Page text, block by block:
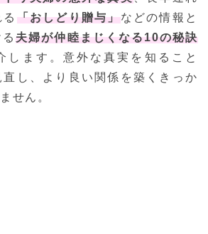
「おしどり贈与」などの情報と
る夫婦が仲睦まじくなる10の秘訣
します。意外な真実を知ること
し、より良い関係を築くきっか
せん。